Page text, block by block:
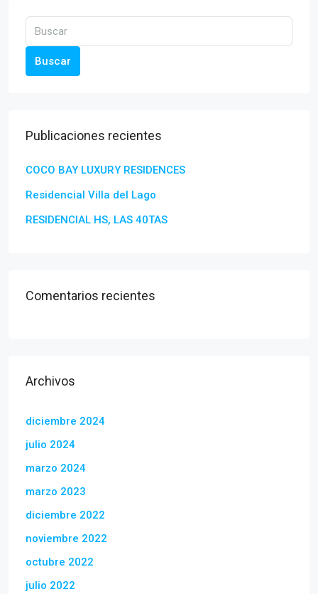
Buscar
Publicaciones recientes
COCO BAY LUXURY RESIDENCES
Residencial Villa del Lago
RESIDENCIAL HS, LAS 40TAS
Comentarios recientes
Archivos
diciembre 2024
julio 2024
marzo 2024
marzo 2023
diciembre 2022
noviembre 2022
octubre 2022
julio 2022